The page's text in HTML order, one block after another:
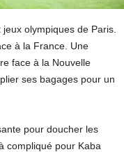
olympiques de Paris.
à la France. Une
face à la Nouvelle
ses bagages pour un
pour doucher les
compliqué pour Kaba